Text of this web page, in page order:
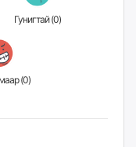
Гунигтай (0)
Үзэн ядмаар (0)